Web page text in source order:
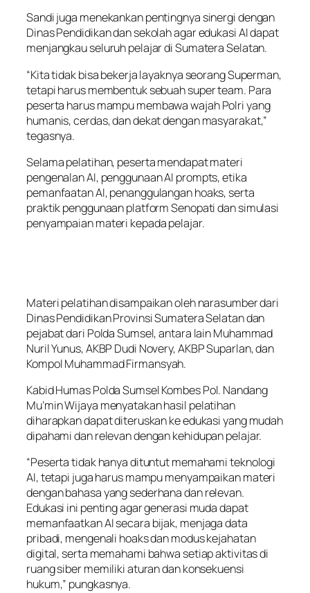
Sandi juga menekankan pentingnya sinergi dengan
Dinas Pendidikan dan sekolah agar edukasi AI dapat
menjangkau seluruh pelajar di Sumatera Selatan.
“Kita tidak bisa bekerja layaknya seorang Superman,
tetapi harus membentuk sebuah super team. Para
peserta harus mampu membawa wajah Polri yang
humanis, cerdas, dan dekat dengan masyarakat,”
tegasnya.
Selama pelatihan, peserta mendapat materi
pengenalan AI, penggunaan AI prompts, etika
pemanfaatan AI, penanggulangan hoaks, serta
praktik penggunaan platform Senopati dan simulasi
penyampaian materi kepada pelajar.
Materi pelatihan disampaikan oleh narasumber dari
Dinas Pendidikan Provinsi Sumatera Selatan dan
pejabat dari Polda Sumsel, antara lain Muhammad
Nuril Yunus, AKBP Dudi Novery, AKBP Suparlan, dan
Kompol Muhammad Firmansyah.
Kabid Humas Polda Sumsel Kombes Pol. Nandang
Mu’min Wijaya menyatakan hasil pelatihan
diharapkan dapat diteruskan ke edukasi yang mudah
dipahami dan relevan dengan kehidupan pelajar.
“Peserta tidak hanya dituntut memahami teknologi
AI, tetapi juga harus mampu menyampaikan materi
dengan bahasa yang sederhana dan relevan.
Edukasi ini penting agar generasi muda dapat
memanfaatkan AI secara bijak, menjaga data
pribadi, mengenali hoaks dan modus kejahatan
digital, serta memahami bahwa setiap aktivitas di
ruang siber memiliki aturan dan konsekuensi
hukum,” pungkasnya.